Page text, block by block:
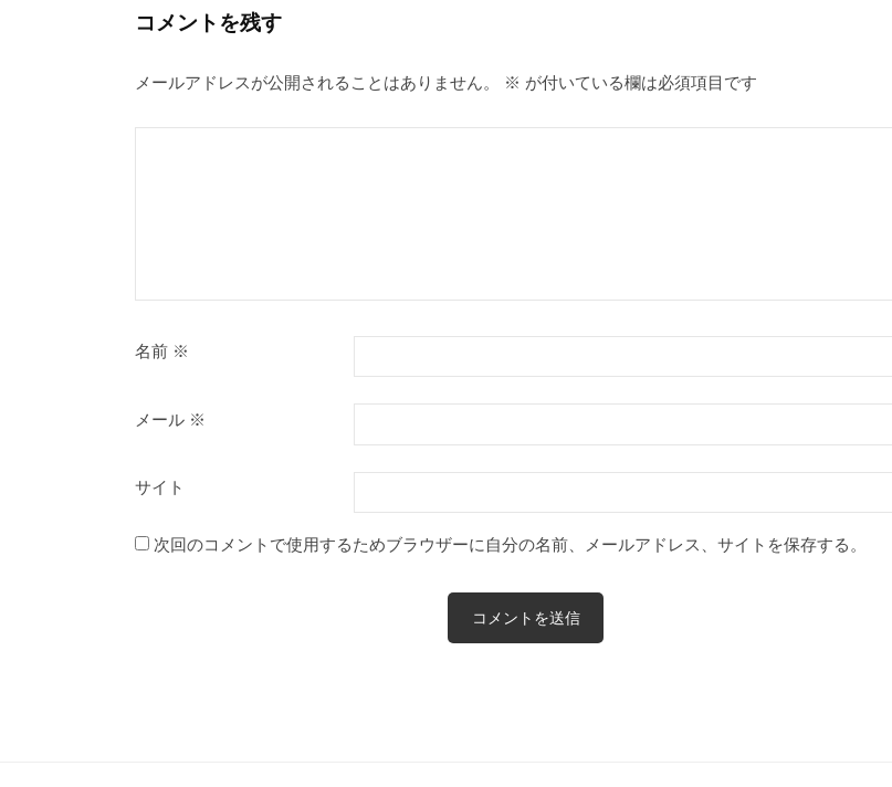
コメントを残す
メールアドレスが公開されることはありません。 ※ が付いている欄は必須項目です
名前 ※
メール ※
サイト
次回のコメントで使用するためブラウザーに自分の名前、メールアドレス、サイトを保存する。